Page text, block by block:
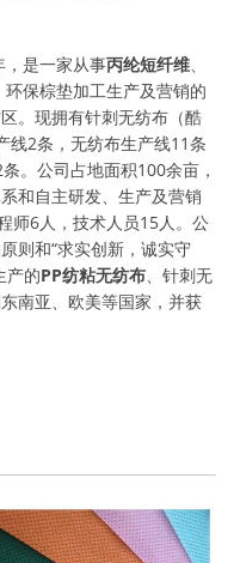
，是一家从事丙纶短纤维、
保棕垫加工生产及营销的
。现拥有针刺无纺布（酷
线2条，无纺布生产线11条
。公司占地面积100余亩，
和自主研发、生产及营销
师6人，技术人员15人。公
则和“求实创新，诚实守
产的PP纺粘无纺布、针刺无
南亚、欧美等国家，并获